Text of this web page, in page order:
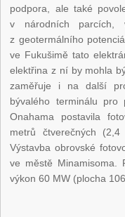
podpora, ale také
v národních
z geotermálního
ve Fukušimě tato
elektřina z ní by mohla
zaměřuje i na další
bývalého terminálu
Onahama postavila
metrů čtverečných
Výstavba obrovské
ve městě Minamisoma.
výkon 60 MW (plocha